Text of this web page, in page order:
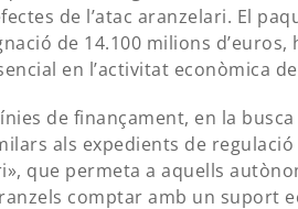
de l’atac aranzelari. El
de 14.100 milions d’euros,
en l’activitat econòmica
de finançament, en la
als expedients de
que permeta a aquells
comptar amb un suport